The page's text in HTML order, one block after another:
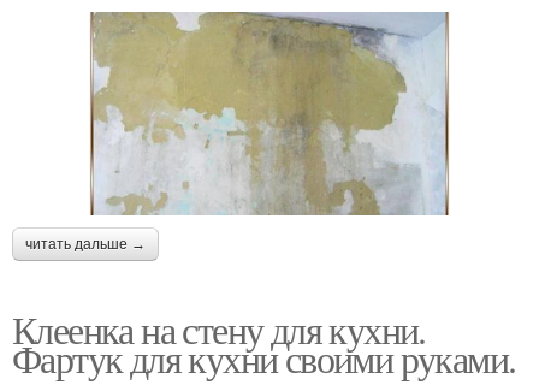
читать дальше →
Клеенка на стену для кухни.
Фартук для кухни своими руками.